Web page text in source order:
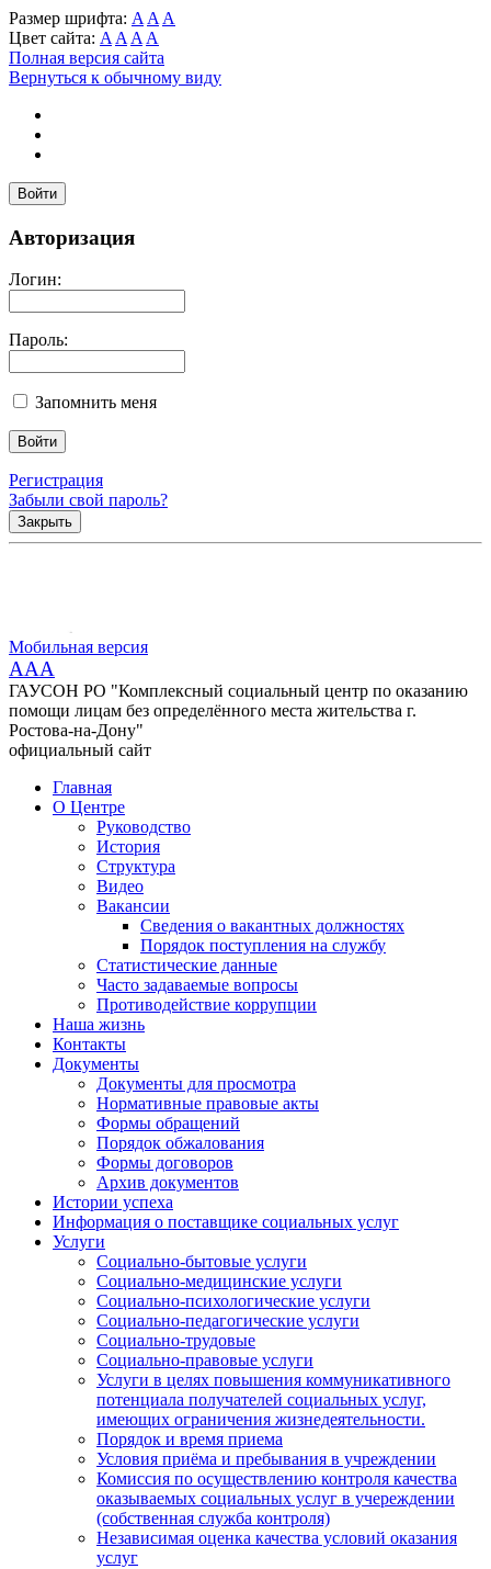
Размер шрифта: A A A
Цвет сайта: A A A A
Полная версия сайта
Вернуться к обычному виду
Войти
Авторизация
Логин:
Пароль:
Запомнить меня
Регистрация
Забыли свой пароль?
Закрыть
Мобильная версия
AAA
ГАУСОН РО "Комплексный социальный центр по оказанию
помощи лицам без определённого места жительства г.
Ростова-на-Дону"
официальный сайт
Главная
О Центре
Руководство
История
Структура
Видео
Вакансии
Сведения о вакантных должностях
Порядок поступления на службу
Статистические данные
Часто задаваемые вопросы
Противодействие коррупции
Наша жизнь
Контакты
Документы
Документы для просмотра
Нормативные правовые акты
Формы обращений
Порядок обжалования
Формы договоров
Архив документов
Истории успеха
Информация о поставщике социальных услуг
Услуги
Социально-бытовые услуги
Социально-медицинские услуги
Социально-психологические услуги
Социально-педагогические услуги
Социально-трудовые
Социально-правовые услуги
Услуги в целях повышения коммуникативного
потенциала получателей социальных услуг,
имеющих ограничения жизнедеятельности.
Порядок и время приема
Условия приёма и пребывания в учреждении
Комиссия по осуществлению контроля качества
оказываемых социальных услуг в учереждении
(собственная служба контроля)
Независимая оценка качества условий оказания
услуг